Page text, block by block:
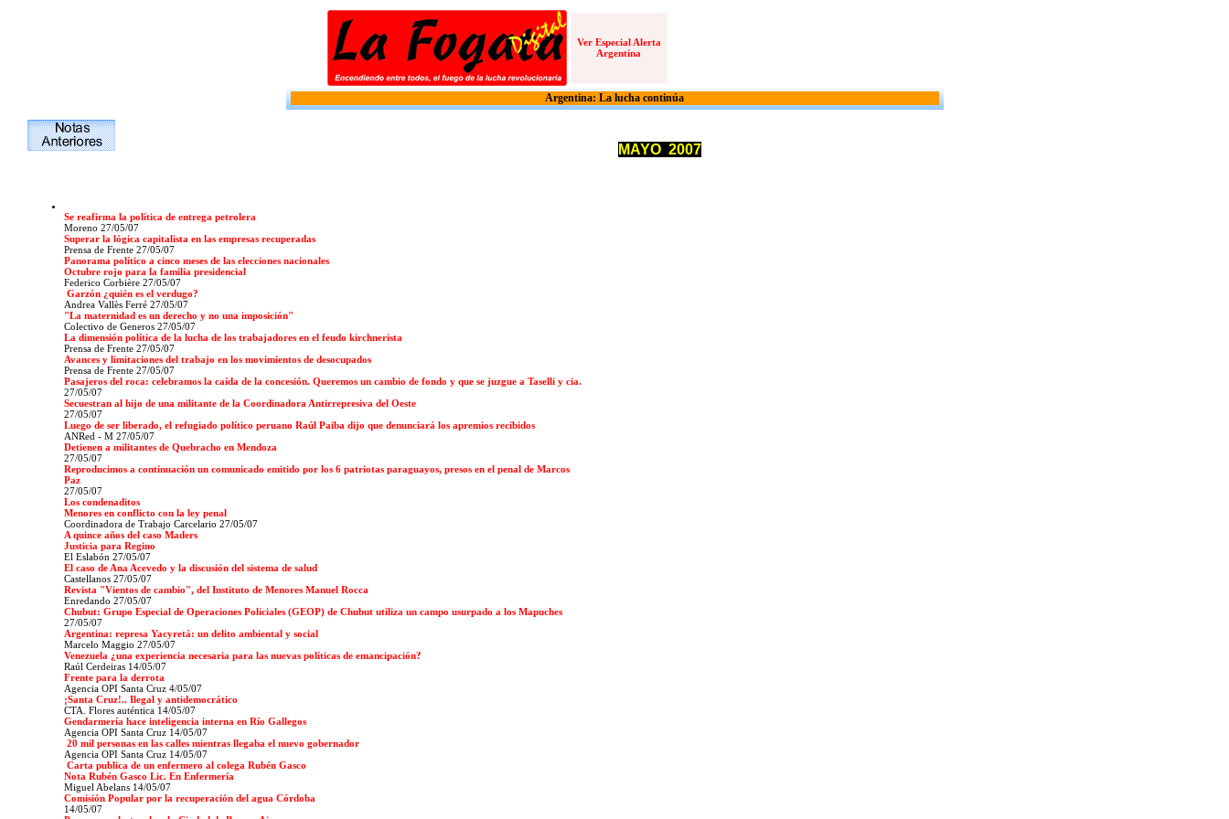
Ver Especial Alerta
Argentina
Argentina: La lucha continúa
MAYO 2007
Se reafirma la política de entrega petrolera
Moreno 27/05/07
Superar la lógica capitalista en las empresas recuperadas
Prensa de Frente 27/05/07
Panorama político a cinco meses de las elecciones nacionales
Octubre rojo para la familia presidencial
Federico Corbière 27/05/07
Garzón ¿quién es el verdugo?
Andrea Vallès Ferré 27/05/07
"La maternidad es un derecho y no una imposición"
Colectivo de Generos 27/05/07
La dimensión política de la lucha de los trabajadores en el feudo kirchnerista
Prensa de Frente 27/05/07
Avances y limitaciones del trabajo en los movimientos de desocupados
Prensa de Frente 27/05/07
Pasajeros del roca: celebramos la caída de la concesión. Queremos un cambio de fondo y que se juzgue a Taselli y cia.
27/05/07
Secuestran al hijo de una militante de la Coordinadora Antirrepresiva del Oeste
27/05/07
Luego de ser liberado, el refugiado político peruano Raúl Paiba dijo que denunciará los apremios recibidos
ANRed - M 27/05/07
Detienen a militantes de Quebracho en Mendoza
27/05/07
Reproducimos a continuación un comunicado emitido por los 6 patriotas paraguayos, presos en el penal de Marcos
Paz
27/05/07
Los condenaditos
Menores en conflicto con la ley penal
Coordinadora de Trabajo Carcelario 27/05/07
A quince años del caso Maders
Justicia para Regino
El Eslabón 27/05/07
El caso de Ana Acevedo y la discusión del sistema de salud
Castellanos 27/05/07
Revista "Vientos de cambio", del Instituto de Menores Manuel Rocca
Enredando 27/05/07
Chubut: Grupo Especial de Operaciones Policiales (GEOP) de Chubut utiliza un campo usurpado a los Mapuches
27/05/07
Argentina: represa Yacyretá: un delito ambiental y social
Marcelo Maggio 27/05/07
Venezuela ¿una experiencia necesaria para las nuevas políticas de emancipación?
Raúl Cerdeiras 14/05/07
Frente para la derrota
Agencia OPI Santa Cruz 4/05/07
¡Santa Cruz!.. Ilegal y antidemocrático
CTA. Flores auténtica 14/05/07
Gendarmería hace inteligencia interna en Río Gallegos
Agencia OPI Santa Cruz 14/05/07
20 mil personas en las calles mientras llegaba el nuevo gobernador
Agencia OPI Santa Cruz 14/05/07
Carta publica de un enfermero al colega Rubén Gasco
Nota Rubén Gasco Lic. En Enfermería
Miguel Abelans 14/05/07
Comisión Popular por la recuperación del agua Córdoba
14/05/07